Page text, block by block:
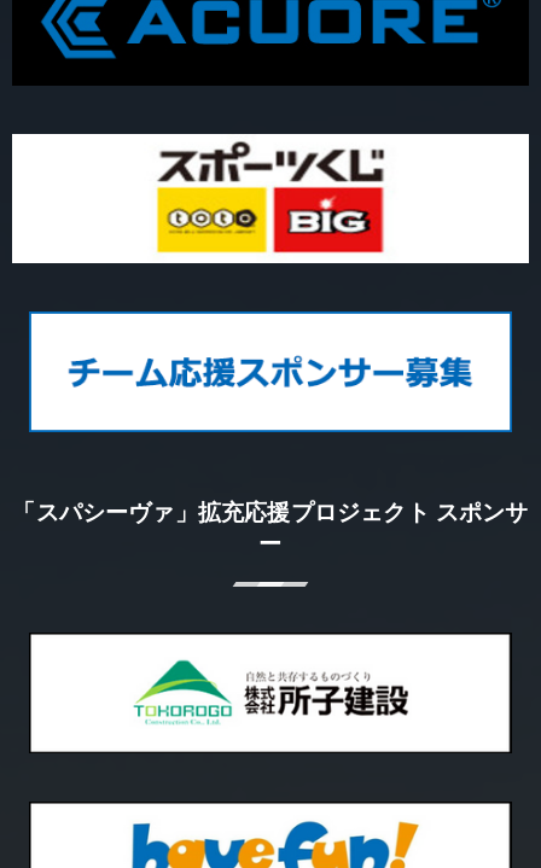
「スパシーヴァ」拡充応援プロジェクト スポンサ
ー